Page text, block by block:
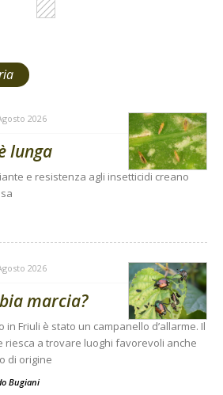
2026
lunga
e resistenza agli insetticidi creano
2026
marcia?
in Friuli è stato un campanello d’allarme. Il
riesca a trovare luoghi favorevoli anche
di origine
Bugiani